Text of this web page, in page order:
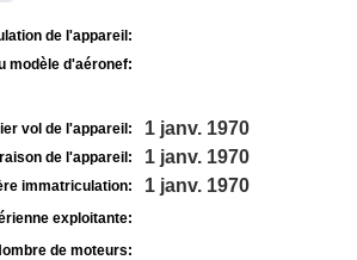
de l'appareil:
modèle d'aéronef:
vol de l'appareil: 1 janv. 1970
de l'appareil: 1 janv. 1970
immatriculation: 1 janv. 1970
exploitante:
de moteurs: